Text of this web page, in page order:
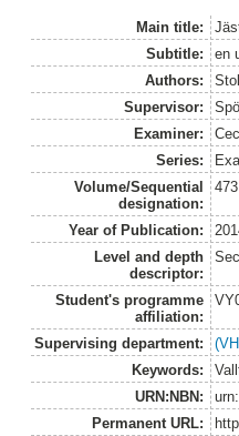
Main title:
Subtitle:
en
Authors:
Supervisor:
Examiner:
Series:
Volume/Sequential
designation:
473
Year of Publication:
Level and depth
descriptor:
Student's programme
affiliation:
Supervising department:
Keywords:
URN:NBN:
Permanent URL: